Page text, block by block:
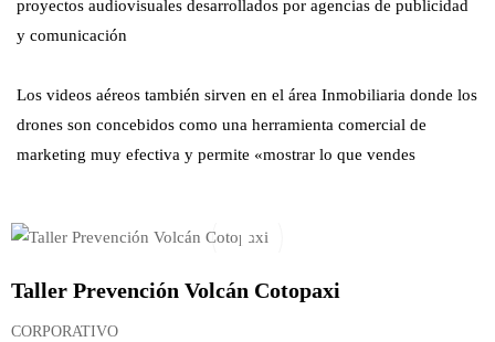
proyectos audiovisuales desarrollados por agencias de publicidad
y comunicación
Los videos aéreos también sirven en el área Inmobiliaria donde los
drones son concebidos como una herramienta comercial de
marketing muy efectiva y permite «mostrar lo que vendes
Taller Prevención Volcán Cotopaxi
CORPORATIVO